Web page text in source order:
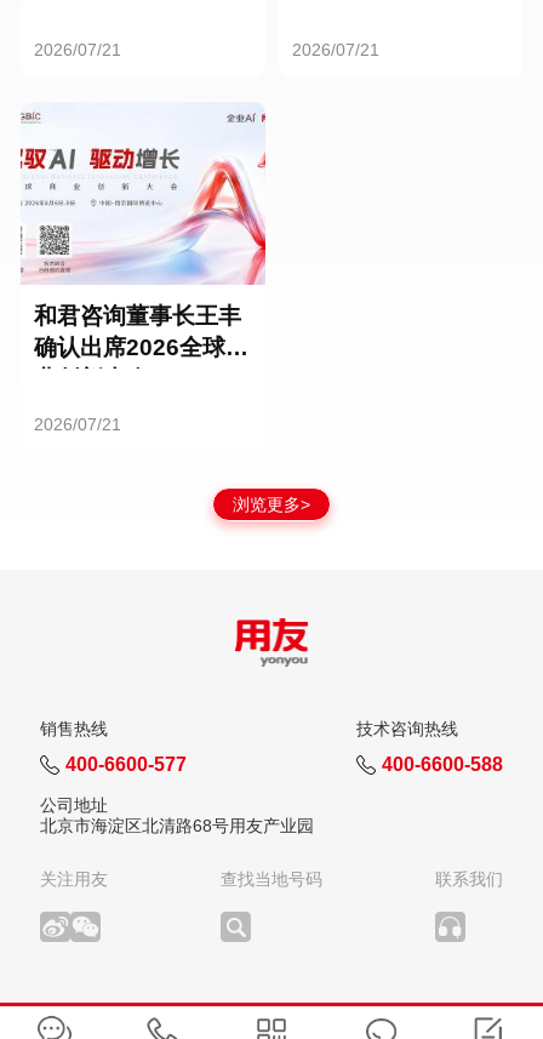
2026/07/21 2026/07/21
和君咨询董事长王丰
确认出席2026全球商
2026/07/21
浏览更多>
销售热线
400-6600-577
技术咨询热线
400-6600-588
公司地址
北京市海淀区北清路68号用友产业园
关注用友 查找当地号码 联系我们
版权所有：用友网络科技股份有限公司